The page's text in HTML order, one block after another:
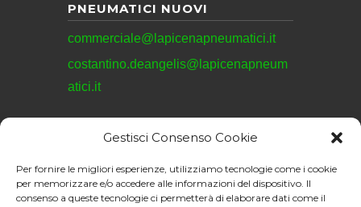
Gestisci Consenso Cookie
Per fornire le migliori esperienze, utilizziamo tecnologie come i cookie
per memorizzare e/o accedere alle informazioni del dispositivo. Il
consenso a queste tecnologie ci permetterà di elaborare dati come il
PNEUMATICI NUOVI
commerciale@lapicenapneumatici.it
costantino.deangelis@lapicenapneum
atici.it
REVISIONI
revisioni@lapicenapneumatici.it